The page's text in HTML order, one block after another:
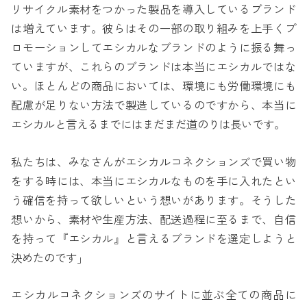
リサイクル素材をつかった製品を導入しているブランド
は増えています。彼らはその一部の取り組みを上手くプ
ロモーションしてエシカルなブランドのように振る舞っ
ていますが、これらのブランドは本当にエシカルではな
い。ほとんどの商品においては、環境にも労働環境にも
配慮が足りない方法で製造しているのですから、本当に
エシカルと言えるまでにはまだまだ道のりは長いです。
私たちは、みなさんがエシカルコネクションズで買い物
をする時には、本当にエシカルなものを手に入れたとい
う確信を持って欲しいという想いがあります。そうした
想いから、素材や生産方法、配送過程に至るまで、自信
を持って『エシカル』と言えるブランドを選定しようと
決めたのです」
エシカルコネクションズのサイトに並ぶ全ての商品に